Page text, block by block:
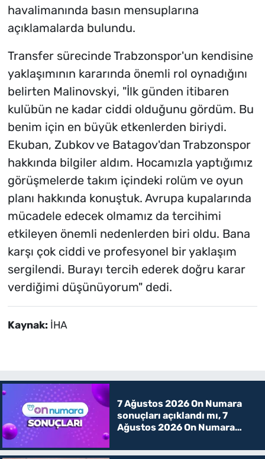
havalimanında basın mensuplarına
açıklamalarda bulundu.
Transfer sürecinde Trabzonspor'un kendisine
yaklaşımının kararında önemli rol oynadığını
belirten Malinovskyi, "İlk günden itibaren
kulübün ne kadar ciddi olduğunu gördüm. Bu
benim için en büyük etkenlerden biriydi.
Ekuban, Zubkov ve Batagov'dan Trabzonspor
hakkında bilgiler aldım. Hocamızla yaptığımız
görüşmelerde takım içindeki rolüm ve oyun
planı hakkında konuştuk. Avrupa kupalarında
mücadele edecek olmamız da tercihimi
etkileyen önemli nedenlerden biri oldu. Bana
karşı çok ciddi ve profesyonel bir yaklaşım
sergilendi. Burayı tercih ederek doğru karar
verdiğimi düşünüyorum" dedi.
Kaynak: İHA
7 Ağustos 2026 On Numara
sonuçları açıklandı mı, 7
Ağustos 2026 On Numara